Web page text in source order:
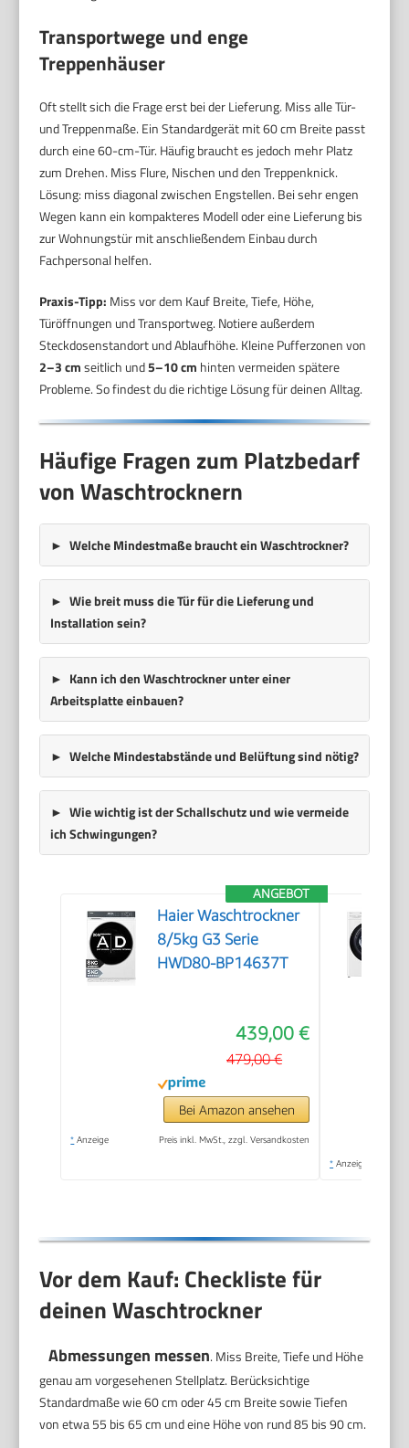
Transportwege und enge
Treppenhäuser
Oft stellt sich die Frage erst bei der Lieferung. Miss alle Tür-
und Treppenmaße. Ein Standardgerät mit 60 cm Breite passt
durch eine 60-cm-Tür. Häufig braucht es jedoch mehr Platz
zum Drehen. Miss Flure, Nischen und den Treppenknick.
Lösung: miss diagonal zwischen Engstellen. Bei sehr engen
Wegen kann ein kompakteres Modell oder eine Lieferung bis
zur Wohnungstür mit anschließendem Einbau durch
Fachpersonal helfen.
Praxis-Tipp: Miss vor dem Kauf Breite, Tiefe, Höhe,
Türöffnungen und Transportweg. Notiere außerdem
Steckdosenstandort und Ablaufhöhe. Kleine Pufferzonen von
2–3 cmseitlich und5–10 cm hinten vermeiden spätere
Probleme. So findest du die richtige Lösung für deinen Alltag.
Häufige Fragen zum Platzbedarf
von Waschtrocknern
Welche Mindestmaße braucht ein Waschtrockner?
Wie breit muss die Tür für die Lieferung und
Installation sein?
Kann ich den Waschtrockner unter einer
Arbeitsplatte einbauen?
Welche Mindestabstände und Belüftung sind nötig?
Wie wichtig ist der Schallschutz und wie vermeide
ich Schwingungen?
ANGEBOT
Haier Waschtrockner
8/5kg G3 Serie
HWD80-BP14637T
439,00 €
479,00 €
Bei Amazon ansehen
* Anzeige Preis inkl. MwSt., zzgl. Versandkosten
* Anzeige
Vor dem Kauf: Checkliste für
deinen Waschtrockner
Abmessungen messen. Miss Breite, Tiefe und Höhe
genau am vorgesehenen Stellplatz. Berücksichtige
Standardmaße wie 60 cm oder 45 cm Breite sowie Tiefen
von etwa 55 bis 65 cm und eine Höhe von rund 85 bis 90 cm.